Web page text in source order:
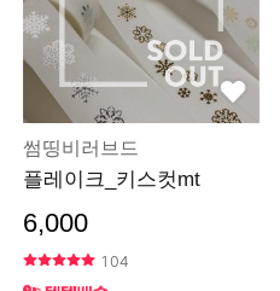
썸띵비러브드
플레이크_키스컷mt
6,000
104